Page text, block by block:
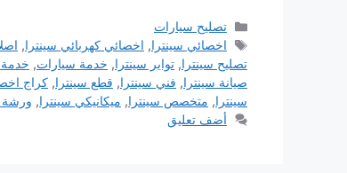
التصنيفات
تصليح سيارات
الوسوم
اخصائي سينترا, اخصائي كهربائي سينترا,
تصليح سينترا, تواير سينترا, خدمة سيارات, خدمة
صيانة سينترا, فني سينترا, قطع سينترا, كراج
سينترا, متخصص سينترا, ميكانيكي سينترا, ورشة
أضف تعليق